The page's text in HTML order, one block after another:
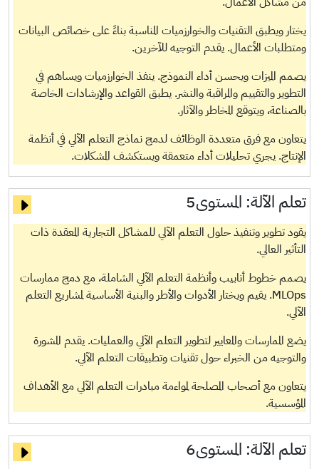
يختار ويطبق التقنيات والخوارزميات المناسبة بناءً على خصائص البيانات
ومتطلبات الأعمال. يقدم التوجيه للآخرين.
يصمم الميزات ويحسن أداء النموذج. ينفذ الخوارزميات ويساهم في
التطوير والتقييم والمراقبة والنشر. يطبق القواعد والإرشادات الخاصة
بالصناعة، ويتوقع المخاطر والآثار.
يتعاون مع فرق متعددة الوظائف لدمج نماذج التعلم الآلي في أنظمة
الإنتاج. يجري تحليلات أداء متعمقة ويستكشف المشكلات.
تعلم الآلة: المستوى5
يقود تطوير وتنفيذ حلول التعلم الآلي للمشاكل التجارية المعقدة ذات
التأثير العالي.
يصمم خطوط أنابيب وأنظمة التعلم الآلي الشاملة، مع دمج ممارسات
MLOps. يقيم ويختار الأدوات والأطر والبنية الأساسية لمشاريع التعلم
الآلي.
يضع الممارسات والمعايير لتطوير التعلم الآلي والعمليات. يقدم المشورة
والتوجيه من الخبراء حول تقنيات وتطبيقات التعلم الآلي.
يتعاون مع أصحاب المصلحة لمواءمة مبادرات التعلم الآلي مع الأهداف
المؤسسية.
تعلم الآلة: المستوى6